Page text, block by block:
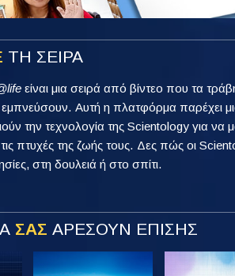
ΤΗ ΣΕΙΡΑ
είναι μια σειρά από βίντεο που τα
εμπνεύσουν. Αυτή η πλατφόρμα παρέχει
την τεχνολογία της Scientology για
πτυχές της ζωής τους. Δες πώς οι
στη δουλειά ή στο σπίτι.
ΣΑΣ ΑΡΕΣΟΥΝ ΕΠΙΣΗΣ